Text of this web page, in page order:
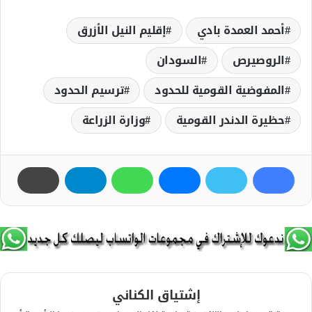
أحمد العمدة بادي
إقليم النيل الأزرق
الروصيرص
السودان
المفوضية القومية للحدود
ترسيم الحدود
حظيرة الدندر القومية
وزارة الزراعة
إشتياق الكناني